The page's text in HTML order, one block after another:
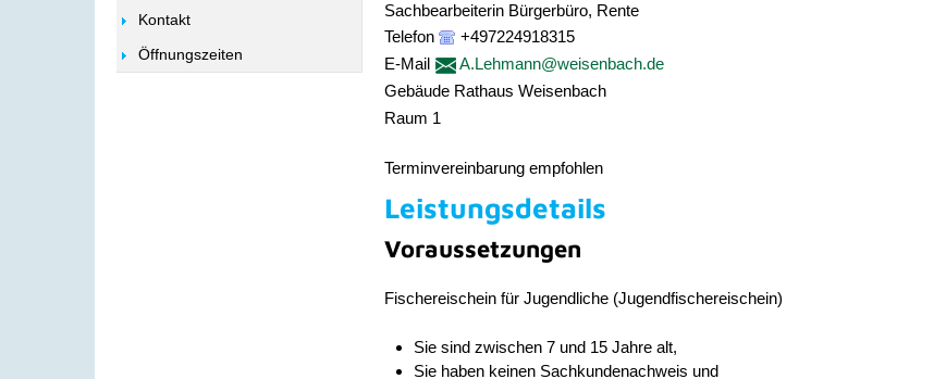
Kontakt
Öffnungszeiten
Sachbearbeiterin Bürgerbüro, Rente
Telefon
+497224918315
E-Mail
A.Lehmann@weisenbach.de
Gebäude Rathaus Weisenbach
Raum 1
Terminvereinbarung empfohlen
Leistungsdetails
Voraussetzungen
Fischereischein für Jugendliche (Jugendfischereischein)
Sie sind zwischen 7 und 15 Jahre alt,
Sie haben keinen Sachkundenachweis und